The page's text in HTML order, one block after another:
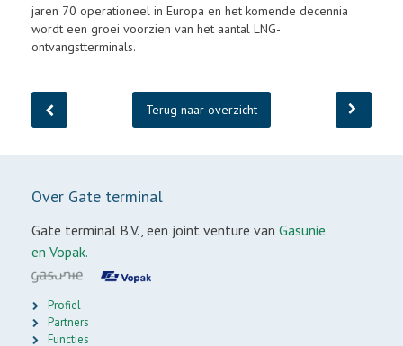
jaren 70 operationeel in Europa en het komende decennia
wordt een groei voorzien van het aantal LNG-
ontvangstterminals.
Terug naar overzicht
Over Gate terminal
Gate terminal B.V., een joint venture van Gasunie
en Vopak.
Profiel
Partners
Functies